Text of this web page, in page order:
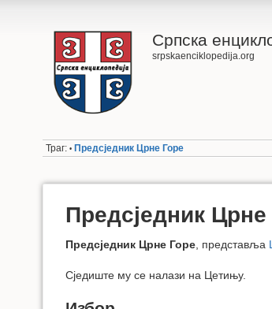
Српска
srpskaenciklopedija.org
Траг: • Предсједник Црне Горе
Предсједник Црне
Предсједник Црне Горе, представља
Сједиште му се налази на Цетињу.